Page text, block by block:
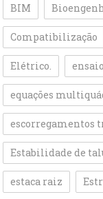
BIM
Compatibilização
Elétrico.
equações
escorregamentos
Estabilidade de
estaca raiz